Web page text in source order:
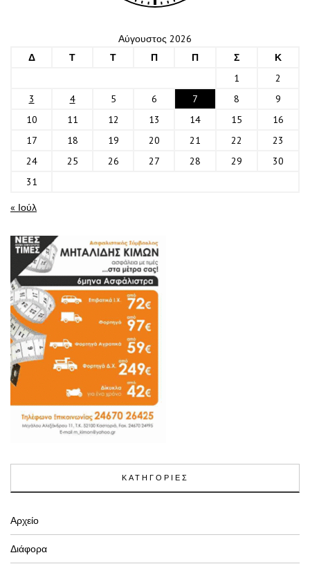
Αύγουστος 2026
Δ
Τ Τ Π Π Σ
Κ
1
2
3
4 5 6 7 8
9
10
11 12 13 14 15
16
17
18 19 20 21 22
23
24
25 26 27 28 29
30
31
« Ιούλ
ΚΑΤΗΓΟΡΙΕΣ
Αρχείο
Διάφορα